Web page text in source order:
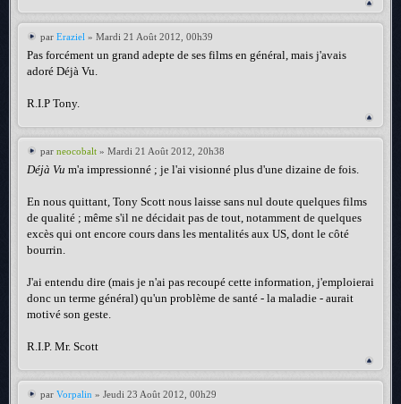
par Eraziel » Mardi 21 Août 2012, 00h39
Pas forcément un grand adepte de ses films en général, mais j'avais
adoré Déjà Vu.
R.I.P Tony.
par neocobalt » Mardi 21 Août 2012, 20h38
Déjà Vu m'a impressionné ; je l'ai visionné plus d'une dizaine de fois.
En nous quittant, Tony Scott nous laisse sans nul doute quelques films
de qualité ; même s'il ne décidait pas de tout, notamment de quelques
excès qui ont encore cours dans les mentalités aux US, dont le côté
bourrin.
J'ai entendu dire (mais je n'ai pas recoupé cette information, j'emploierai
donc un terme général) qu'un problème de santé - la maladie - aurait
motivé son geste.
R.I.P. Mr. Scott
par Vorpalin » Jeudi 23 Août 2012, 00h29